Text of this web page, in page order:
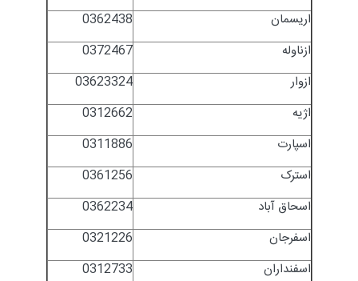
0362438
اریسمان
0372467
ازناوله
03623324
ازوار
0312662
اژیه
0311886
اسپارت
0361256
استرک
0362234
اسحاق آباد
0321226
اسفرجان
0312733
اسفنداران